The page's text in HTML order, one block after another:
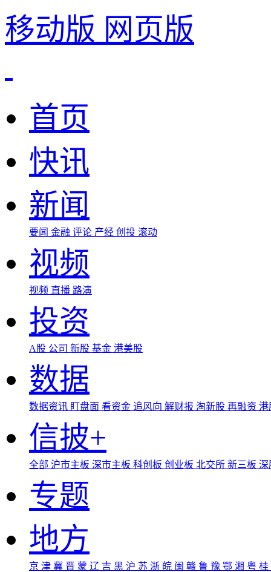
移动版 网页版
首页
快讯
新闻
要闻 金融 评论 产经 创投 滚动
视频
视频 直播 路演
投资
A股 公司 新股 基金 港美股
数据
数据资讯 盯盘面 看资金 追风向 解财报 淘新股 再融资
信披+
全部 沪市主板 深市主板 科创板 创业板 北交所 新三板
专题
地方
京 津 冀 晋 蒙 辽 吉 黑 沪 苏 浙 皖 闽 赣 鲁 豫 鄂 湘 粤 桂